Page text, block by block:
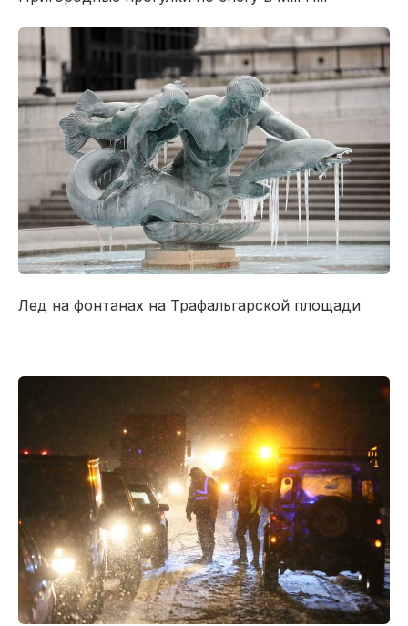
Лед на фонтанах на Трафальгарской площади